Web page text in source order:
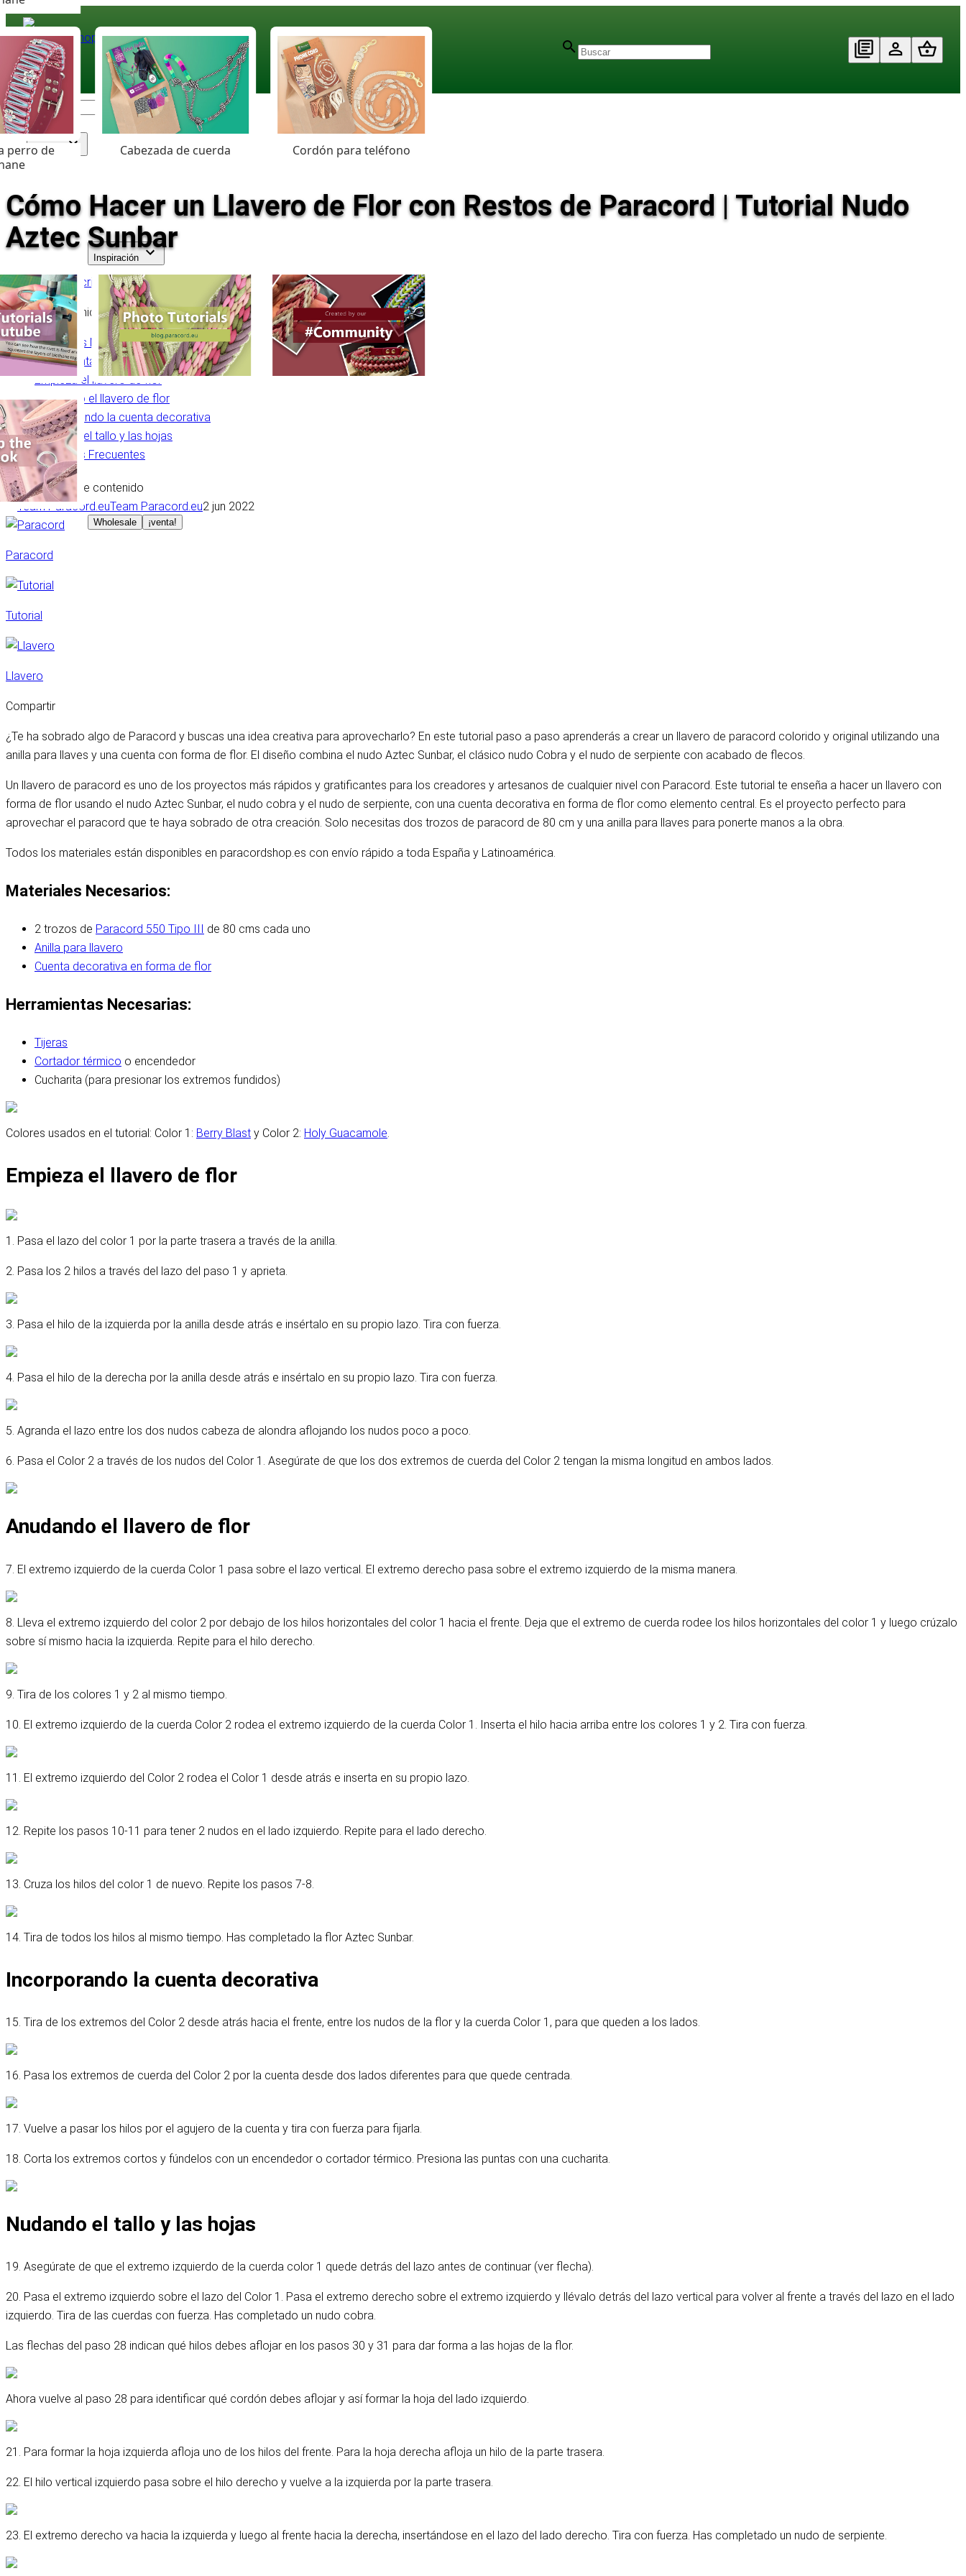
Paracord
Coloured Cord Paradise
Surtido
perro de
Cabezada de cuerda Cordón para teléfono
Inspiración
Wholesale ¡venta!
Cómo Hacer un Llavero de Flor con Restos de Paracord | Tutorial Nudo
Aztec Sunbar
Volver a la descripción general
Tabla de contenido
Materiales Necesarios:
Herramientas Necesarias:
Empieza el llavero de flor
Anudando el llavero de flor
Incorporando la cuenta decorativa
Nudando el tallo y las hojas
Preguntas Frecuentes
Tabla de contenido
Team Paracord.eu2 jun 2022
Paracord
Tutorial
Llavero
Compartir
¿Te ha sobrado algo de Paracord y buscas una idea creativa para aprovecharlo? En este tutorial paso a paso aprenderás a crear un llavero de paracord colorido y original utilizando una
anilla para llaves y una cuenta con forma de flor. El diseño combina el nudo Aztec Sunbar, el clásico nudo Cobra y el nudo de serpiente con acabado de flecos.
Un llavero de paracord es uno de los proyectos más rápidos y gratificantes para los creadores y artesanos de cualquier nivel con Paracord. Este tutorial te enseña a hacer un llavero con
forma de flor usando el nudo Aztec Sunbar, el nudo cobra y el nudo de serpiente, con una cuenta decorativa en forma de flor como elemento central. Es el proyecto perfecto para
aprovechar el paracord que te haya sobrado de otra creación. Solo necesitas dos trozos de paracord de 80 cm y una anilla para llaves para ponerte manos a la obra.
Todos los materiales están disponibles en paracordshop.es con envío rápido a toda España y Latinoamérica.
Materiales Necesarios:
2 trozos de Paracord 550 Tipo III de 80 cms cada uno
Anilla para llavero
Cuenta decorativa en forma de flor
Herramientas Necesarias:
Tijeras
Cortador térmico o encendedor
Cucharita (para presionar los extremos fundidos)
Colores usados en el tutorial: Color 1: Berry Blast y Color 2: Holy Guacamole
Empieza el llavero de flor
1. Pasa el lazo del color 1 por la parte trasera a través de la anilla.
2. Pasa los 2 hilos a través del lazo del paso 1 y aprieta.
3. Pasa el hilo de la izquierda por la anilla desde atrás e insértalo en su propio lazo. Tira con fuerza.
4. Pasa el hilo de la derecha por la anilla desde atrás e insértalo en su propio lazo. Tira con fuerza.
5. Agranda el lazo entre los dos nudos cabeza de alondra aflojando los nudos poco a poco.
6. Pasa el Color 2 a través de los nudos del Color 1. Asegúrate de que los dos extremos de cuerda del Color 2 tengan la misma longitud en ambos lados.
Anudando el llavero de flor
7. El extremo izquierdo de la cuerda Color 1 pasa sobre el lazo vertical. El extremo derecho pasa sobre el extremo izquierdo de la misma manera.
8. Lleva el extremo izquierdo del color 2 por debajo de los hilos horizontales del color 1 hacia el frente. Deja que el extremo de cuerda rodee los hilos horizontales del color 1 y luego crúzalo
sobre sí mismo hacia la izquierda. Repite para el hilo derecho.
9. Tira de los colores 1 y 2 al mismo tiempo.
10. El extremo izquierdo de la cuerda Color 2 rodea el extremo izquierdo de la cuerda Color 1. Inserta el hilo hacia arriba entre los colores 1 y 2. Tira con fuerza.
11. El extremo izquierdo del Color 2 rodea el Color 1 desde atrás e inserta en su propio lazo.
12. Repite los pasos 10-11 para tener 2 nudos en el lado izquierdo. Repite para el lado derecho.
13. Cruza los hilos del color 1 de nuevo. Repite los pasos 7-8.
14. Tira de todos los hilos al mismo tiempo. Has completado la flor Aztec Sunbar.
Incorporando la cuenta decorativa
15. Tira de los extremos del Color 2 desde atrás hacia el frente, entre los nudos de la flor y la cuerda Color 1, para que queden a los lados.
16. Pasa los extremos de cuerda del Color 2 por la cuenta desde dos lados diferentes para que quede centrada.
17. Vuelve a pasar los hilos por el agujero de la cuenta y tira con fuerza para fijarla.
18. Corta los extremos cortos y fúndelos con un encendedor o cortador térmico. Presiona las puntas con una cucharita.
Nudando el tallo y las hojas
19. Asegúrate de que el extremo izquierdo de la cuerda color 1 quede detrás del lazo antes de continuar (ver flecha).
20. Pasa el extremo izquierdo sobre el lazo del Color 1. Pasa el extremo derecho sobre el extremo izquierdo y llévalo detrás del lazo vertical para volver al frente a través del lazo en el lado
izquierdo. Tira de las cuerdas con fuerza. Has completado un nudo cobra.
Las flechas del paso 28 indican qué hilos debes aflojar en los pasos 30 y 31 para dar forma a las hojas de la flor.
Ahora vuelve al paso 28 para identificar qué cordón debes aflojar y así formar la hoja del lado izquierdo.
21. Para formar la hoja izquierda afloja uno de los hilos del frente. Para la hoja derecha afloja un hilo de la parte trasera.
22. El hilo vertical izquierdo pasa sobre el hilo derecho y vuelve a la izquierda por la parte trasera.
23. El extremo derecho va hacia la izquierda y luego al frente hacia la derecha, insertándose en el lazo del lado derecho. Tira con fuerza. Has completado un nudo de serpiente.